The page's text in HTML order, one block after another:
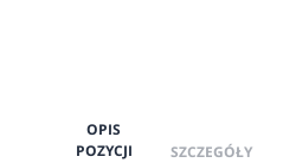
OPIS
POZYCJI
SZCZEGÓŁY